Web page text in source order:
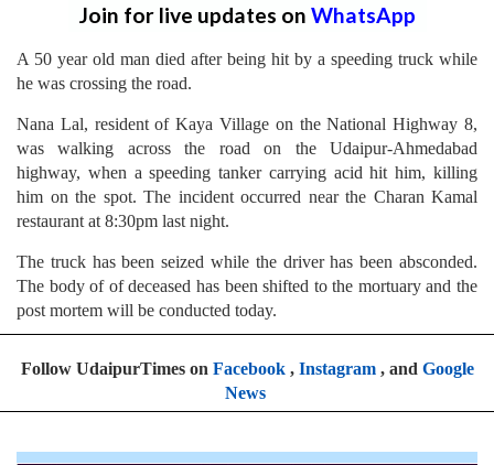
Join for live updates on WhatsApp
A 50 year old man died after being hit by a speeding truck while
he was crossing the road.
Nana Lal, resident of Kaya Village on the National Highway 8,
was walking across the road on the Udaipur-Ahmedabad
highway, when a speeding tanker carrying acid hit him, killing
him on the spot. The incident occurred near the Charan Kamal
restaurant at 8:30pm last night.
The truck has been seized while the driver has been absconded.
The body of of deceased has been shifted to the mortuary and the
post mortem will be conducted today.
Follow UdaipurTimes on Facebook, Instagram, and Google
News